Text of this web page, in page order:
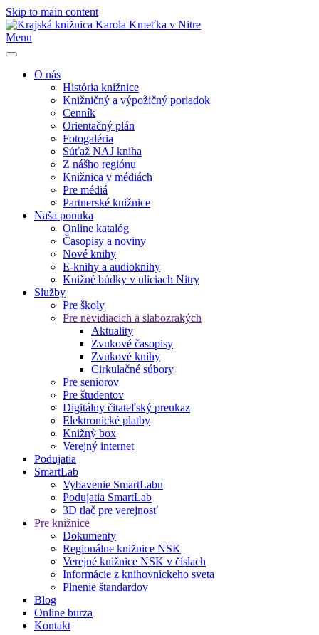
Skip to main content
Menu
O nás
História knižnice
Knižničný a výpožičný poriadok
Cenník
Orientačný plán
Fotogaléria
Súťaž NAJ kniha
Z nášho regiónu
Knižnica v médiách
Pre médiá
Partnerské knižnice
Naša ponuka
Online katalóg
Časopisy a noviny
Nové knihy
E-knihy a audioknihy
Knižné búdky v uliciach Nitry
Služby
Pre školy
Pre nevidiacich a slabozrakých
Aktuality
Zvukové časopisy
Zvukové knihy
Cirkulačné súbory
Pre seniorov
Pre študentov
Digitálny čitateľský preukaz
Elektronické platby
Knižný box
Verejný internet
Podujatia
SmartLab
Vybavenie SmartLabu
Podujatia SmartLab
3D tlač pre verejnosť
Pre knižnice
Dokumenty
Regionálne knižnice NSK
Verejné knižnice NSK v číslach
Informácie z knihovníckeho sveta
Plnenie štandardov
Blog
Online burza
Kontakt